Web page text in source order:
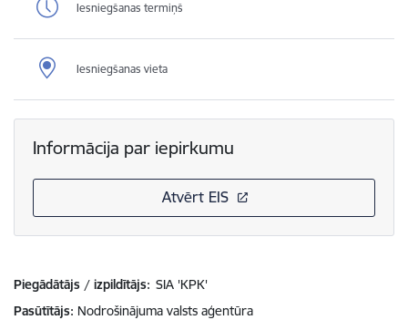
Iesniegšanas termiņš
Iesniegšanas vieta
Informācija par iepirkumu
Atvērt EIS
Piegādātājs / izpildītājs: SIA 'KPK'
Pasūtītājs Nodrošinājuma valsts aģentūra